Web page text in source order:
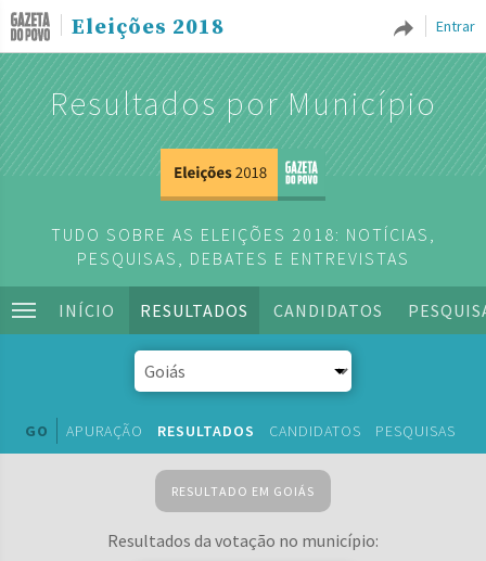
Entrar
Eleições 2018
Resultados por Município
TUDO SOBRE AS ELEIÇÕES 2018: NOTÍCIAS,
PESQUISAS, DEBATES E ENTREVISTAS
INÍCIO RESULTADOS CANDIDATOS
GO APURAÇÃO RESULTADOS CANDIDATOS PESQUISAS
RESULTADO EM GOIÁS
Resultados da votação no município: